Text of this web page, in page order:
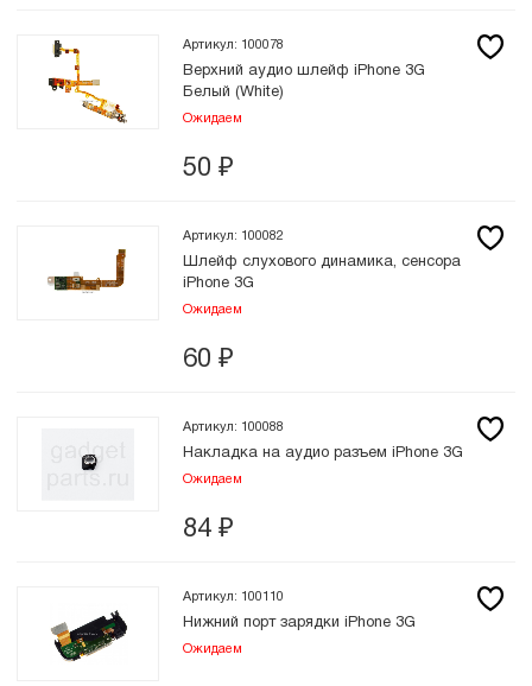
Артикул: 100078
Верхний аудио шлейф iPhone 3G
Белый (White)
Ожидаем
50 ₽
Артикул: 100082
Шлейф слухового динамика, сенсора
iPhone 3G
Ожидаем
60 ₽
Артикул: 100088
Накладка на аудио разъем iPhone 3G
Ожидаем
84 ₽
Артикул: 100110
Нижний порт зарядки iPhone 3G
Ожидаем